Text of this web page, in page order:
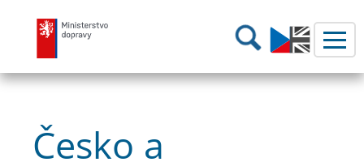
Ministerstvo dopravy Hledání
Česko a